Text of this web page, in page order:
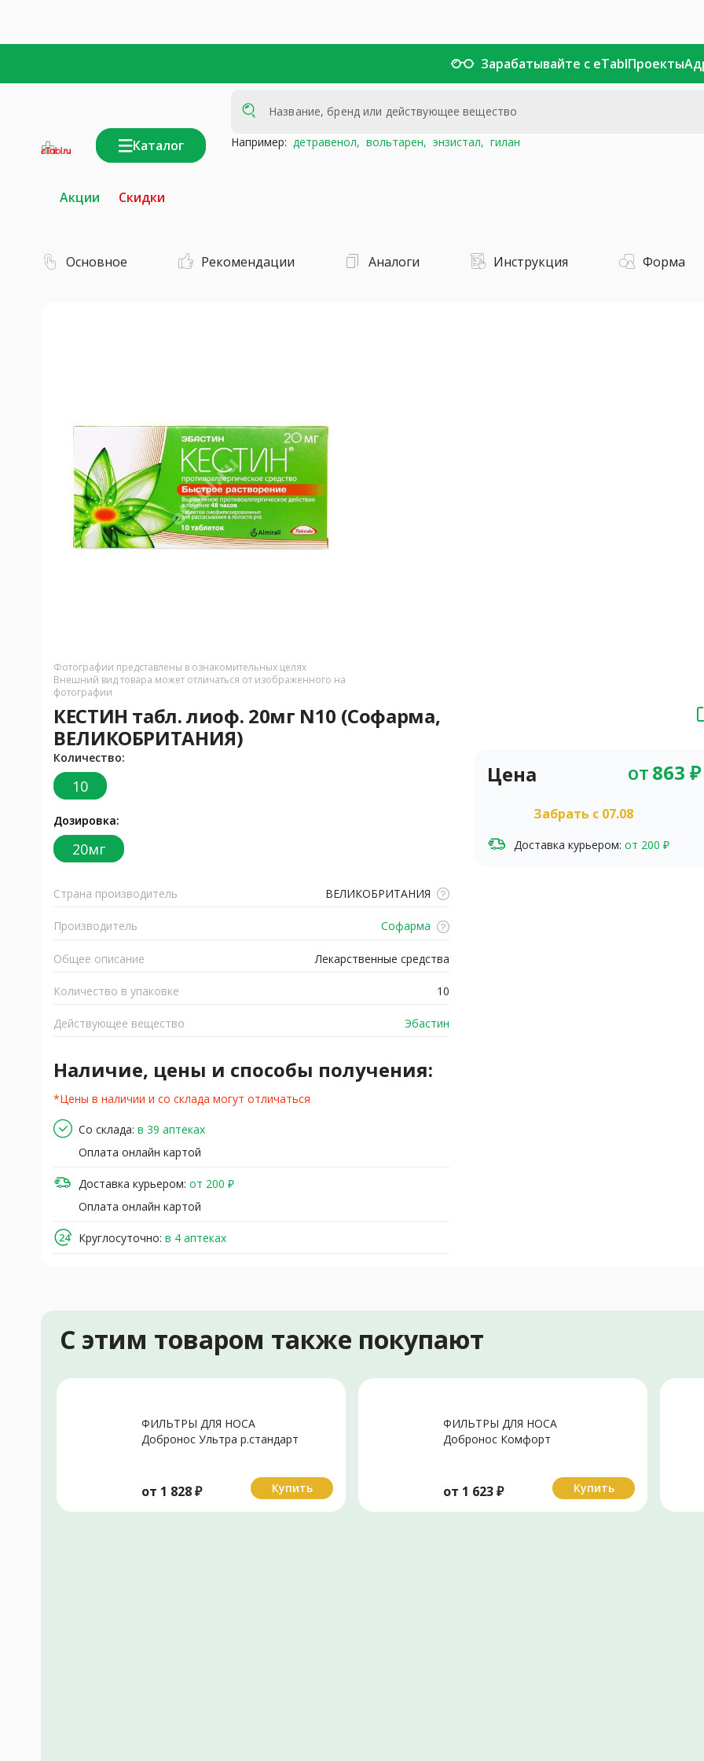
Зарабатывайте с eTablПроекты
Каталог Например: детравенол, вольтарен, энзистал, гилан
Акции Скидки
Основное Рекомендации Аналоги Инструкция Форма
Фотографии представлены в ознакомительных целях
Внешний вид товара может отличаться от изображенного на
фотографии
КЕСТИН табл. лиоф. 20мг N10 (Софарма,
ВЕЛИКОБРИТАНИЯ)
Количество:
10
Дозировка:
20мг
Страна производитель ВЕЛИКОБРИТАНИЯ
Производитель Софарма
Общее описание Лекарственные средства
Количество в упаковке 10
Действующее вещество Эбастин
Наличие, цены и способы получения:
*Цены в наличии и со склада могут отличаться
Со склада: в 39 аптеках
Оплата онлайн картой
Доставка курьером: от 200 ₽
Оплата онлайн картой
Круглосуточно: в 4 аптеках
Цена от863 ₽
Забрать c 07.08
Доставка курьером: от 200 ₽
С этим товаром также покупают
ФИЛЬТРЫ ДЛЯ НОСА
Добронос Ультра р.стандарт
от 1 828₽ Купить
ФИЛЬТРЫ ДЛЯ НОСА
Добронос Комфорт
от 1 623₽ Купить